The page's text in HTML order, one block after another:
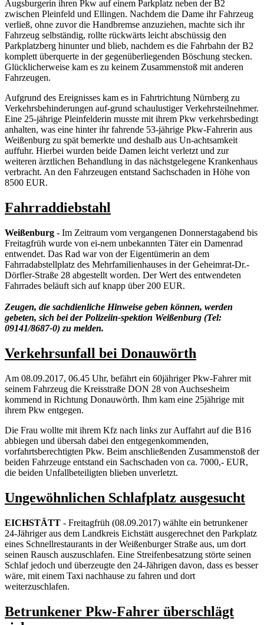
Augsburgerin ihren Pkw auf einem Parkplatz neben der B2
zwischen Pleinfeld und Ellingen. Nachdem die Dame ihr Fahrzeug
verließ, ohne zuvor die Handbremse anzuziehen, machte sich ihr
Fahrzeug selbständig, rollte rückwärts leicht abschüssig den
Parkplatzberg hinunter und blieb, nachdem es die Fahrbahn der B2
komplett überquerte in der gegenüberliegenden Böschung stecken.
Glücklicherweise kam es zu keinem Zusammenstoß mit anderen
Fahrzeugen.
Aufgrund des Ereignisses kam es in Fahrtrichtung Nürnberg zu
Verkehrsbehinderungen auf-grund schaulustiger Verkehrsteilnehmer.
Eine 25-jährige Pleinfelderin musste mit ihrem Pkw verkehrsbedingt
anhalten, was eine hinter ihr fahrende 53-jährige Pkw-Fahrerin aus
Weißenburg zu spät bemerkte und deshalb aus Un-achtsamkeit
auffuhr. Hierbei wurden beide Damen leicht verletzt und zur
weiteren ärztlichen Behandlung in das nächstgelegene Krankenhaus
verbracht. An den Fahrzeugen entstand Sachschaden in Höhe von
8500 EUR.
Fahrraddiebstahl
Weißenburg - Im Zeitraum vom vergangenen Donnerstagabend bis
Freitagfrüh wurde von ei-nem unbekannten Täter ein Damenrad
entwendet. Das Rad war von der Eigentümerin an dem
Fahrradabstellplatz des Mehrfamilienhauses in der Geheimrat-Dr.-
Dörfler-Straße 28 abgestellt worden. Der Wert des entwendeten
Fahrrades beläuft sich auf knapp über 200 EUR.
Zeugen, die sachdienliche Hinweise geben können, werden
gebeten, sich bei der Polizeiin-spektion Weißenburg (Tel:
09141/8687-0) zu melden.
Verkehrsunfall bei Donauwörth
Am 08.09.2017, 06.45 Uhr, befährt ein 60jähriger Pkw-Fahrer mit
seinem Fahrzeug die Kreisstraße DON 28 von Auchsesheim
kommend in Richtung Donauwörth. Ihm kam eine 25jährige mit
ihrem Pkw entgegen.
Die Frau wollte mit ihrem Kfz nach links zur Auffahrt auf die B16
abbiegen und übersah dabei den entgegenkommenden,
vorfahrtsberechtigten Pkw. Beim anschließenden Zusammenstoß der
beiden Fahrzeuge entstand ein Sachschaden von ca. 7000,- EUR,
die beiden Unfallbeteiligten blieben unverletzt.
Ungewöhnlichen Schlafplatz ausgesucht
EICHSTÄTT - Freitagfrüh (08.09.2017) wählte ein betrunkener
24-Jähriger aus dem Landkreis Eichstätt ausgerechnet den Parkplatz
eines Schnellrestaurants in der Weißenburger Straße aus, um dort
seinen Rausch auszuschlafen. Eine Streifenbesatzung störte seinen
Schlaf jedoch und überzeugte den 24-Jährigen davon, dass es besser
wäre, mit einem Taxi nachhause zu fahren und dort
weiterzuschlafen.
Betrunkener Pkw-Fahrer überschlägt